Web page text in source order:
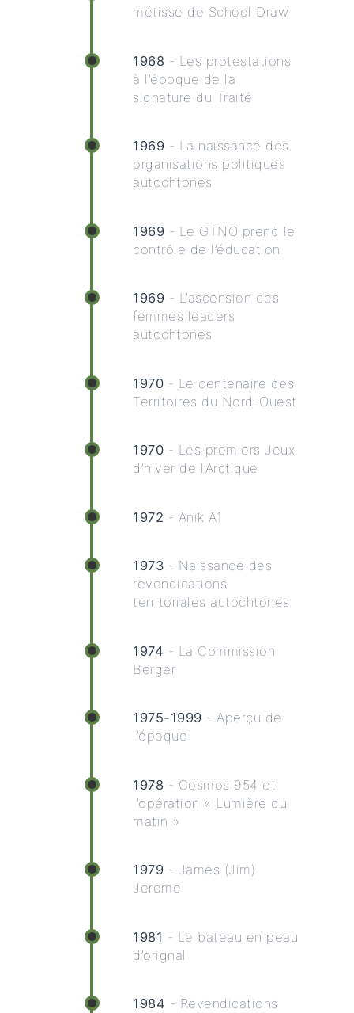
métisse de School Draw
1968 - Les protestations
à l’époque de la
signature du Traité
1969 - La naissance des
organisations politiques
autochtones
1969 - Le GTNO prend le
contrôle de l’éducation
1969 - L’ascension des
femmes leaders
autochtones
1970 - Le centenaire des
Territoires du Nord-Ouest
1970 - Les premiers Jeux
d’hiver de l’Arctique
1972 - Anik A1
1973 - Naissance des
revendications
territoriales autochtones
1974 - La Commission
Berger
1975-1999 - Aperçu de
l’époque
1978 - Cosmos 954 et
l’opération « Lumière du
matin »
1979 - James (Jim)
Jerome
1981 - Le bateau en peau
d’orignal
1984 - Revendications